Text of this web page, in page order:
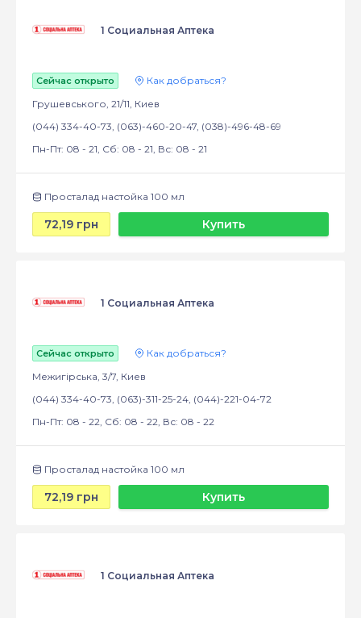
1 Социальная Аптека
Сейчас открыто
Как добраться?
Грушевського, 21/11, Киев
(044) 334-40-73, (063)-460-20-47, (038)-496-48-69
Пн-Пт: 08 - 21, Сб: 08 - 21, Вс: 08 - 21
Просталад настойка 100 мл
72,19 грн Купить
1 Социальная Аптека
Сейчас открыто
Как добраться?
Межигірська, 3/7, Киев
(044) 334-40-73, (063)-311-25-24, (044)-221-04-72
Пн-Пт: 08 - 22, Сб: 08 - 22, Вс: 08 - 22
Просталад настойка 100 мл
72,19 грн Купить
1 Социальная Аптека